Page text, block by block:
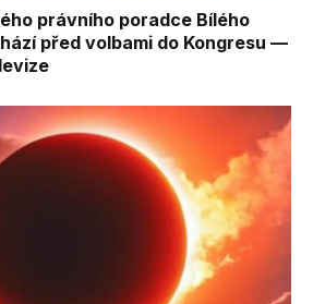
právního poradce Bílého
před volbami do Kongresu —